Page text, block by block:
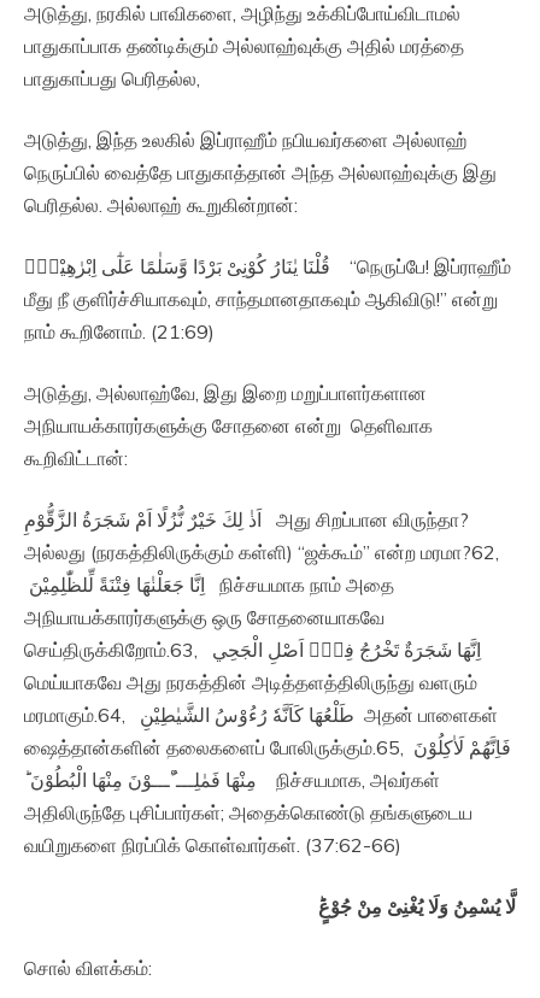
அடுத்து, நரகில் பாவிகளை, அழிந்து உக்கிப்போய்விடாமல்
பாதுகாப்பாக தண்டிக்கும் அல்லாஹ்வுக்கு அதில் மரத்தை
பாதுகாப்பது பெரிதல்ல,
அடுத்து, இந்த உலகில் இப்ராஹீம் நபியவர்களை அல்லாஹ்
நெருப்பில் வைத்தே பாதுகாத்தான் அந்த அல்லாஹ்வுக்கு இது
பெரிதல்ல. அல்லாஹ் கூறுகின்றான்:
قُلْنَا يٰنَارُ كُوْنِىْ بَرْدًا وَّسَلٰمًا عَلٰٓى اِبْرٰهِيْمَۙ‏ “நெருப்பே! இப்ராஹீம்
மீது நீ குளிர்ச்சியாகவும், சாந்தமானதாகவும் ஆகிவிடு!” என்று
நாம் கூறினோம். (21:69)
அடுத்து, அல்லாஹ்வே, இது இறை மறுப்பாளர்களான
அநியாயக்காரர்களுக்கு சோதனை என்று தெளிவாக
கூறிவிட்டான்:
اَذٰ لِكَ خَيْرٌ نُّزُلًا اَمْ شَجَرَةُ الزَّقُّوْمِ‏ அது சிறப்பான விருந்தா?
அல்லது (நரகத்திலிருக்கும் கள்ளி) “ஜக்கூம்” என்ற மரமா?62,
அநியாயக்காரர்களுக்கு ஒரு சோதனையாகவே
செய்திருக்கிறோம்.63, اِنَّهَا شَجَرَةٌ تَخْرُجُ فِىْۤ اَصْلِ الْجَحِي
மெய்யாகவே அது நரகத்தின் அடித்தளத்திலிருந்து வளரும்
மரமாகும்.64, طَلْعُهَا كَاَنَّهٗ رُءُوْسُ الشَّيٰطِيْنِ‏ அதன் பாளைகள்
ஷைத்தான்களின் தலைகளைப் போலிருக்கும்.65, فَاِنَّهُمْ لَاٰكِلُوْنَ
مِنْهَا فَمٰلِـــٴُـــوْنَ مِنْهَا الْبُطُوْنَ ؕ‏ நிச்சயமாக, அவர்கள்
அதிலிருந்தே புசிப்பார்கள்; அதைக்கொண்டு தங்களுடைய
வயிறுகளை நிரப்பிக் கொள்வார்கள். (37:62-66)
لَّا يُسْمِنُ وَلَا يُغْنِىْ مِنْ جُوْعٍؕ‏
சொல் விளக்கம்: